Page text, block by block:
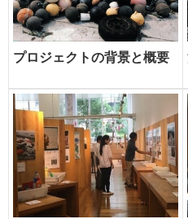
プロジェクトの背景と概要